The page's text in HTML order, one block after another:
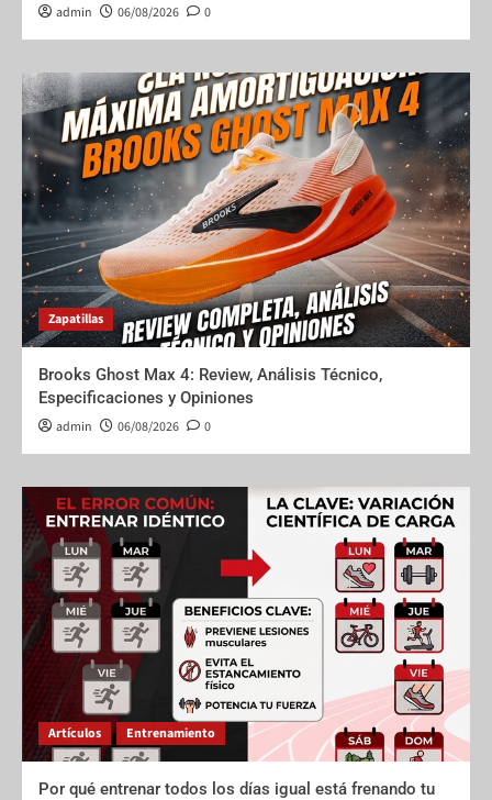
admin 06/08/2026 0
Zapatillas
Brooks Ghost Max 4: Review, Análisis Técnico,
Especificaciones y Opiniones
admin 06/08/2026 0
Artículos Entrenamiento
Por qué entrenar todos los días igual está frenando tu